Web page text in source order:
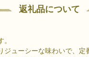
返礼品について
ジューシーな味わいで、定